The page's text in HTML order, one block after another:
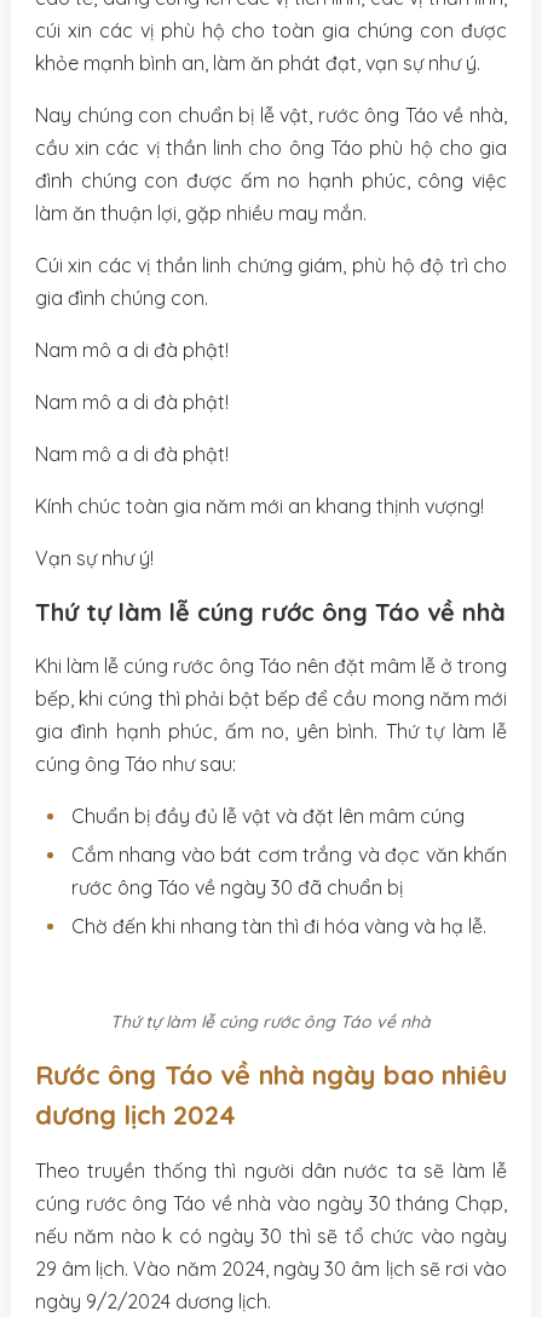
cúi xin các vị phù hộ cho toàn gia chúng con được
khỏe mạnh bình an, làm ăn phát đạt, vạn sự như ý.
Nay chúng con chuẩn bị lễ vật, rước ông Táo về nhà,
cầu xin các vị thần linh cho ông Táo phù hộ cho gia
đình chúng con được ấm no hạnh phúc, công việc
làm ăn thuận lợi, gặp nhiều may mắn.
Cúi xin các vị thần linh chứng giám, phù hộ độ trì cho
gia đình chúng con.
Nam mô a di đà phật!
Nam mô a di đà phật!
Nam mô a di đà phật!
Kính chúc toàn gia năm mới an khang thịnh vượng!
Vạn sự như ý!
Thứ tự làm lễ cúng rước ông Táo về nhà
Khi làm lễ cúng rước ông Táo nên đặt mâm lễ ở trong
bếp, khi cúng thì phải bật bếp để cầu mong năm mới
gia đình hạnh phúc, ấm no, yên bình. Thứ tự làm lễ
cúng ông Táo như sau:
Chuẩn bị đầy đủ lễ vật và đặt lên mâm cúng
Cắm nhang vào bát cơm trắng và đọc văn khấn
rước ông Táo về ngày 30 đã chuẩn bị
Chờ đến khi nhang tàn thì đi hóa vàng và hạ lễ.
Thứ tự làm lễ cúng rước ông Táo về nhà
Rước ông Táo về nhà ngày bao nhiêu
dương lịch 2024
Theo truyền thống thì người dân nước ta sẽ làm lễ
cúng rước ông Táo về nhà vào ngày 30 tháng Chạp,
nếu năm nào k có ngày 30 thì sẽ tổ chức vào ngày
29 âm lịch. Vào năm 2024, ngày 30 âm lịch sẽ rơi vào
ngày 9/2/2024 dương lịch.